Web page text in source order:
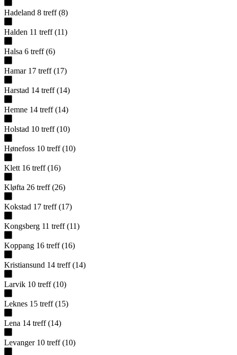
Hadeland 8 treff (8)
Halden 11 treff (11)
Halsa 6 treff (6)
Hamar 17 treff (17)
Harstad 14 treff (14)
Hemne 14 treff (14)
Holstad 10 treff (10)
Hønefoss 10 treff (10)
Klett 16 treff (16)
Kløfta 26 treff (26)
Kokstad 17 treff (17)
Kongsberg 11 treff (11)
Koppang 16 treff (16)
Kristiansund 14 treff (14)
Larvik 10 treff (10)
Leknes 15 treff (15)
Lena 14 treff (14)
Levanger 10 treff (10)